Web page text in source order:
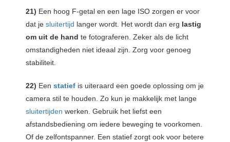
21) Een hoog F-getal en een lage ISO zorgen er voor
dat je sluitertijd langer wordt. Het wordt dan erg lastig
om uit de hand te fotograferen. Zeker als de licht
omstandigheden niet ideaal zijn. Zorg voor genoeg
stabiliteit.
22) Een statief is uiteraard een goede oplossing om je
camera stil te houden. Zo kun je makkelijk met lange
sluitertijden werken. Gebruik het liefst een
afstandsbediening om iedere beweging te voorkomen.
Of de zelfontspanner. Een statief zorgt ook voor betere